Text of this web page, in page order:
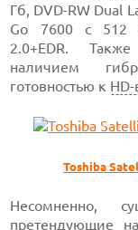
Гб, DVD-RW Dual
Go 7600 с 512
2.0+EDR.
наличием
готовностью к
Toshiba
Несомненно,
претендующие